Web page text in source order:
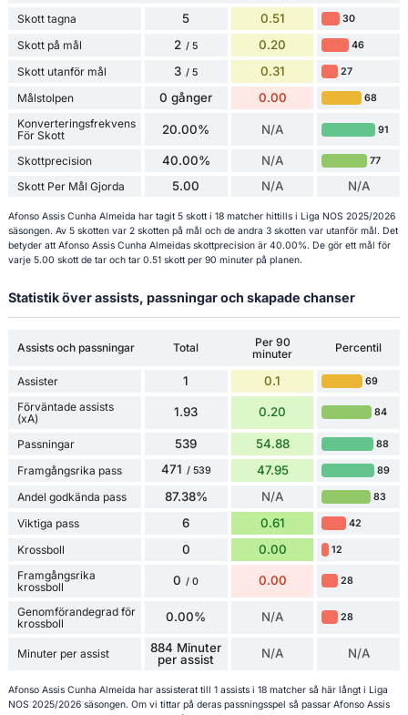
Skott tagna 5 0.51 30
Skott på mål 2 / 5 0.20 46
Skott utanför mål 3 / 5 0.31 27
Målstolpen 0 gånger 0.00 68
Konverteringsfrekvens
För Skott
20.00% N/A 91
Skottprecision 40.00% N/A 77
Skott Per Mål Gjorda 5.00 N/A N/A
Afonso Assis Cunha Almeida har tagit 5 skott i 18 matcher hittills i Liga NOS 2025/2026
säsongen. Av 5 skotten var 2 skotten på mål och de andra 3 skotten var utanför mål. Det
betyder att Afonso Assis Cunha Almeidas skottprecision är 40.00%. De gör ett mål för
varje 5.00 skott de tar och tar 0.51 skott per 90 minuter på planen.
Statistik över assists, passningar och skapade chanser
Assists och passningar Total
Per 90
minuter
Percentil
Assister 1 0.1 69
Förväntade assists
(xA)
1.93 0.20 84
Passningar 539 54.88 88
Framgångsrika pass 471 / 539 47.95 89
Andel godkända pass 87.38% N/A 83
Viktiga pass 6 0.61 42
Krossboll 0 0.00 12
Framgångsrika
krossboll
0 / 0 0.00 28
Genomförandegrad för
krossboll
0.00% N/A 28
Minuter per assist
884 Minuter
per assist
N/A N/A
Afonso Assis Cunha Almeida har assisterat till 1 assists i 18 matcher så här långt i Liga
NOS 2025/2026 säsongen. Om vi tittar på deras passningsspel så passar Afonso Assis